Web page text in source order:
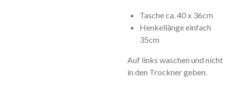
Tasche ca. 40 x 36cm
Henkellänge einfach
35cm
Auf links waschen und nicht
in den Trockner geben.